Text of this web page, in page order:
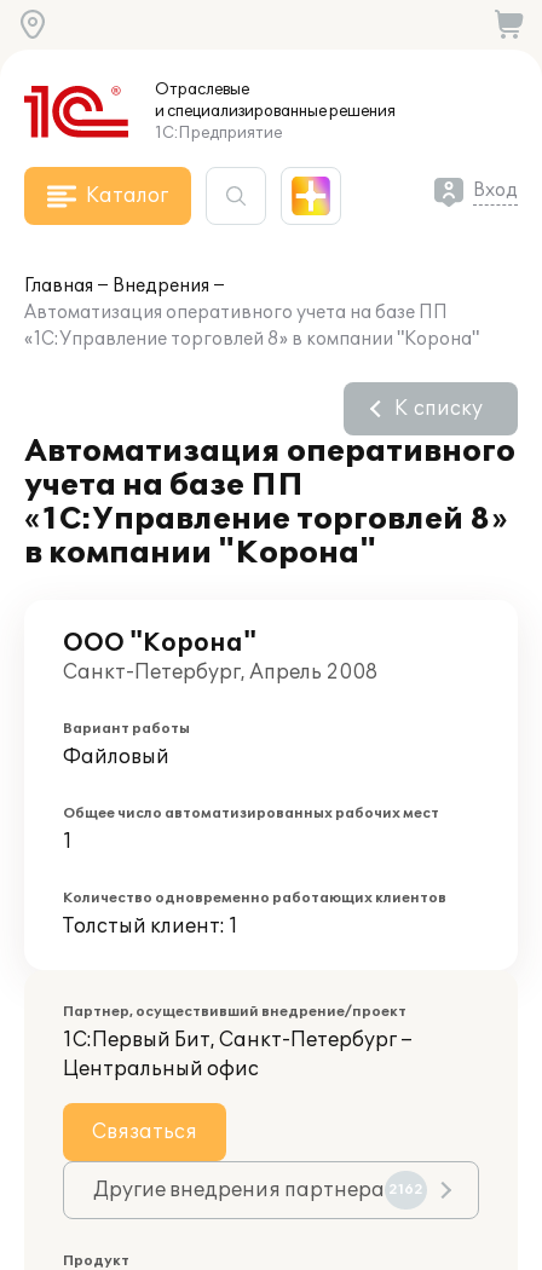
Отраслевые
и специализированныерешения
1С:Предприятие
Каталог Вход
Главная
Внедрения
Автоматизация оперативного учета на базе ПП
«1С:Управление торговлей 8» в компании "Корона"
Автоматизация оперативного
учета на базе ПП
«1С:Управление торговлей 8»
в компании "Корона"
К списку
ООО "Корона"
Санкт-Петербург, Апрель 2008
Вариант работы
Файловый
Общее число автоматизированных рабочих мест
1
Количество одновременно работающих клиентов
Толстый клиент: 1
Партнер, осуществивший внедрение/проект
1С:Первый Бит, Санкт-Петербург –
Центральный офис
Связаться
Другие внедрения партнера 2162
Продукт